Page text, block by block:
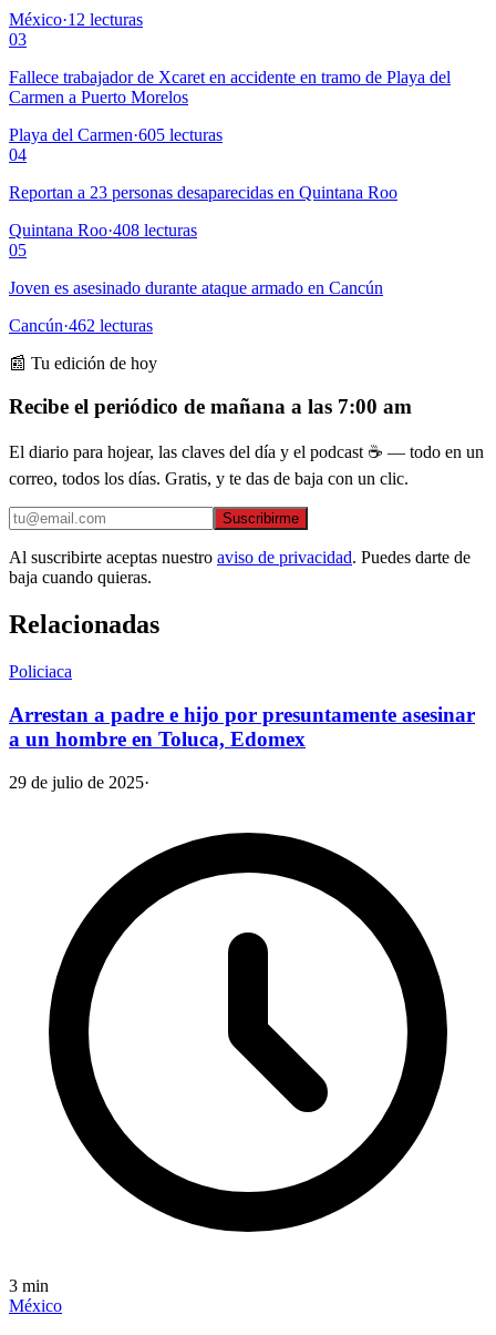
México·12 lecturas
03
Fallece trabajador de Xcaret en accidente en tramo de Playa del
Carmen a Puerto Morelos
Playa del Carmen·605 lecturas
04
Reportan a 23 personas desaparecidas en Quintana Roo
Quintana Roo·408 lecturas
05
Joven es asesinado durante ataque armado en Cancún
Cancún·462 lecturas
📰 Tu edición de hoy
Recibe el periódico de mañana a las 7:00 am
El diario para hojear, las claves del día y el podcast ☕ — todo en un
correo, todos los días. Gratis, y te das de baja con un clic.
Suscribirme
Al suscribirte aceptas nuestro aviso de privacidad. Puedes darte de
baja cuando quieras.
Relacionadas
Policiaca
Arrestan a padre e hijo por presuntamente asesinar
a un hombre en Toluca, Edomex
29 de julio de 2025·
3 min
México